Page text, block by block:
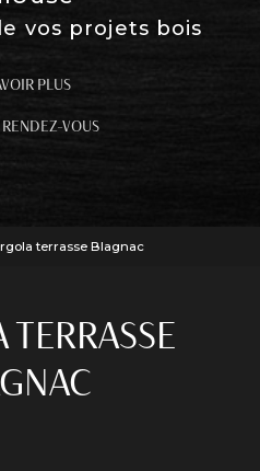
vos projets bois
PLUS
VOUS
terrasse Blagnac
TERRASSE